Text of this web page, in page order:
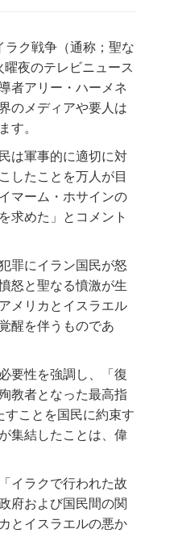
ラク戦争（通称；聖な
夜のテレビニュース
者アリー・ハーメネ
のメディアや要人は
。
は軍事的に適切に対
したことを万人が目
マーム・ホサインの
求めた」とコメント
罪にイラン国民が怒
怒と聖なる憤激が生
メリカとイスラエル
醒を伴うものであ
要性を強調し、「復
教者となった最高指
ことを国民に約束す
集結したことは、偉
イラクで行われた故
府および国民間の関
とイスラエルの悪か